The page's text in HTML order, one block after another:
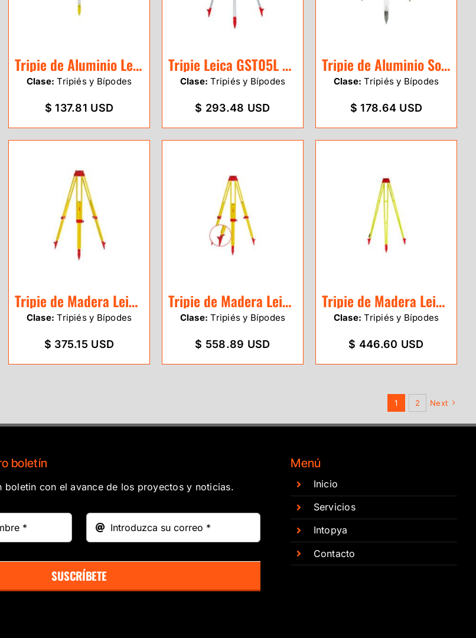
Tripie de Aluminio Leica GST103
Clase: Tripiés y Bípodes
$ 137.81 USD
Tripie Leica GST05L de aluminio
Clase: Tripiés y Bípodes
$ 293.48 USD
Tripie de Aluminio Sokkia uso rudo
Clase: Tripiés y Bípodes
$ 178.64 USD
Tripie de Madera Leica GST05
Clase: Tripiés y Bípodes
$ 375.15 USD
Tripie de Madera Leica GST120-9
Clase: Tripiés y Bípodes
$ 558.89 USD
Tripie de Madera Leica GST40
Clase: Tripiés y Bípodes
$ 446.60 USD
1 2 Next
boletín
boletin con el avance de los proyectos y noticias.
SUSCRÍBETE
Menú
Inicio
Servicios
Intopya
Contacto